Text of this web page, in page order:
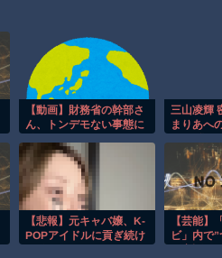
【動画】財務省の幹部さ
ん、トンデモない事態に
三山凌輝
まりあへ
後の「裏
らかに…
【悲報】元キャバ嬢、K-
POPアイドルに貢ぎ続け
【芸能】
ビ」内で